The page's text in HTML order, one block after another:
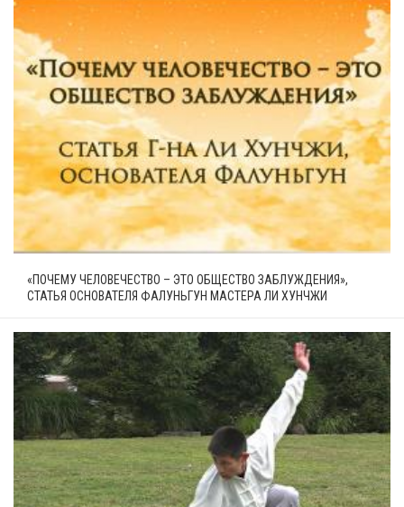
«ПОЧЕМУ ЧЕЛОВЕЧЕСТВО – ЭТО ОБЩЕСТВО ЗАБЛУЖДЕНИЯ»,
СТАТЬЯ ОСНОВАТЕЛЯ ФАЛУНЬГУН МАСТЕРА ЛИ ХУНЧЖИ